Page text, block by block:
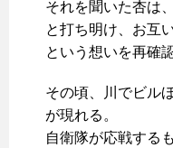
それを聞いた杏は
と打ち明け、お互
という想いを再確
その頃、川でビル
が現れる。
自衛隊が応戦する